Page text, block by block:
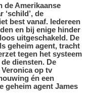
de Amerikaanse
de
best vanaf. Iedereen
en bij enige hinder
uitgeschakeld. De
geheim agent, tracht
tegen het systeem
diensten. De
op tv
én een
geheim agent James